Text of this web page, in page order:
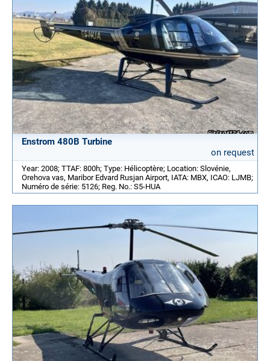
Enstrom 480B Turbine
on request
Year: 2008; TTAF: 800h; Type: Hélicoptère; Location: Slovénie,
Orehova vas, Maribor Edvard Rusjan Airport, IATA: MBX, ICAO: LJMB;
Numéro de série: 5126; Reg. No.: S5-HUA